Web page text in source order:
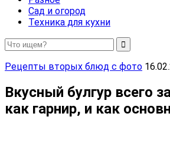
Сад и огород
Техника для кухни
Рецепты вторых блюд с фото
Вкусный булгур всего
как гарнир, и как